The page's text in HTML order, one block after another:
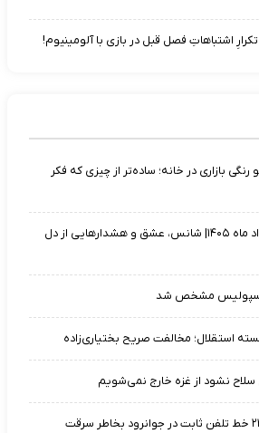
اشتباهاتِ فصل قبل در بازی با آلومینیوم!
رنگی بازاری در خانه؛ ساده‌تر از چیزی که فکر
فال ورق دوشنبه ۱۹ مرداد ماه ۱۴۰۵| شانس، عشق و هشدارهایی از دل
مشخص شد
استقلال؛ مخالفت صریح بختیاری‌زاده
سلاح نشود از غزه خارج نمی‌شویم